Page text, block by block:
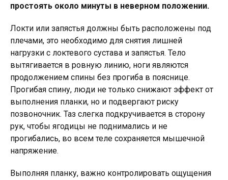
простоять около минуты в неверном положении.
Локти или запястья должны быть расположены под
плечами, это необходимо для снятия лишней
нагрузки с локтевого сустава и запястья. Тело
вытягивается в ровную линию, ноги являются
продолжением спины без прогиба в пояснице.
Прогибая спину, люди не только снижают эффект от
выполнения планки, но и подвергают риску
позвоночник. Таз слегка подкручивается в сторону
рук, чтобы ягодицы не поднимались и не
прогибались, во всем теле сохраняется мышечной
напряжение.
Выполняя планку, важно контролировать ощущения